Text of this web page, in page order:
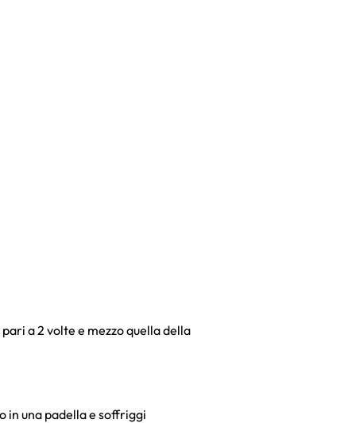
a 2 volte e mezzo quella della
in una padella e soffriggi